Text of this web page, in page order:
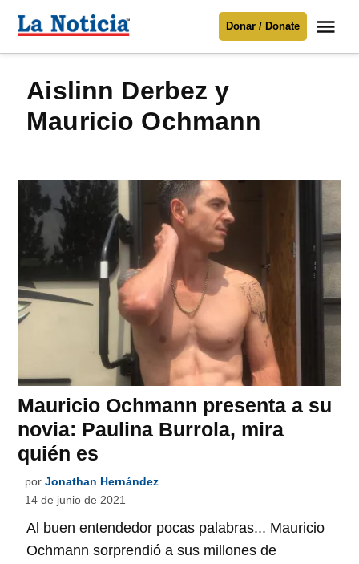
Para mantenerte informado necesitamos
contenido
Noticia
Donar / Donate
Aislinn Derbez y
Mauricio Ochmann
Mauricio Ochmann presenta a su
novia: Paulina Burrola, mira
quién es
por Jonathan Hernández
14 de junio de 2021
Al buen entendedor pocas palabras... Mauricio
Ochmann sorprendió a sus millones de